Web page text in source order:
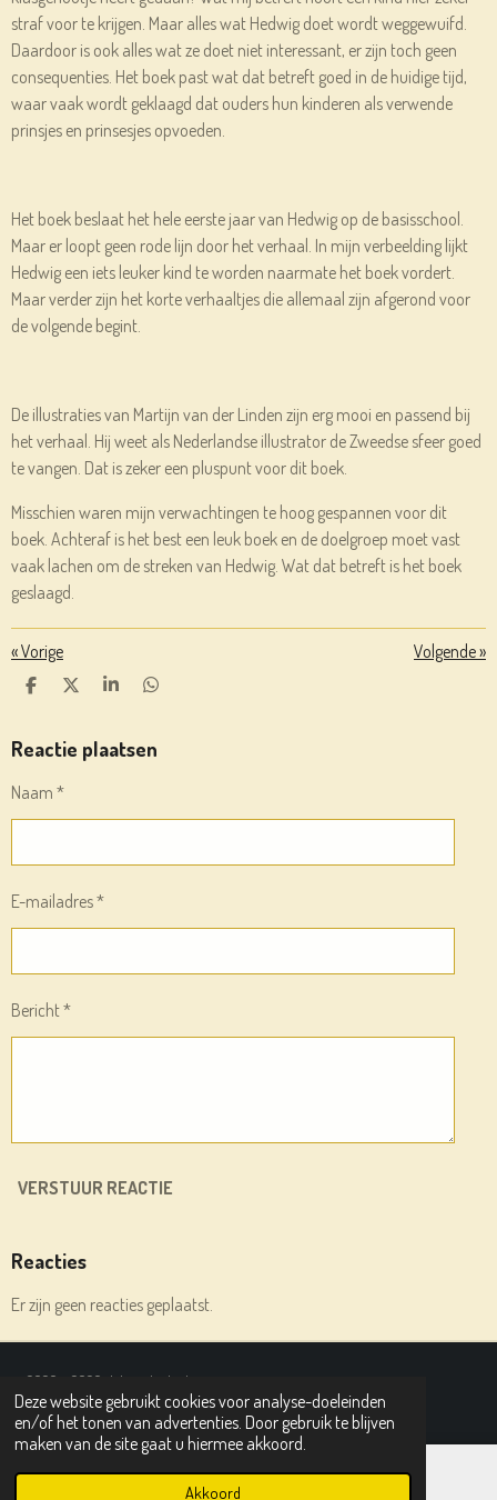
Deze website gebruikt cookies voor analyse-doeleinden
en/of het tonen van advertenties. Door gebruik te blijven
maken van de site gaat u hiermee akkoord.
Akkoord
straf voor te krijgen. Maar alles wat Hedwig doet wordt weggewuifd.
Daardoor is ook alles wat ze doet niet interessant, er zijn toch geen
consequenties. Het boek past wat dat betreft goed in de huidige tijd,
waar vaak wordt geklaagd dat ouders hun kinderen als verwende
prinsjes en prinsesjes opvoeden.
Het boek beslaat het hele eerste jaar van Hedwig op de basisschool.
Maar er loopt geen rode lijn door het verhaal. In mijn verbeelding lijkt
Hedwig een iets leuker kind te worden naarmate het boek vordert.
Maar verder zijn het korte verhaaltjes die allemaal zijn afgerond voor
de volgende begint.
De illustraties van Martijn van der Linden zijn erg mooi en passend bij
het verhaal. Hij weet als Nederlandse illustrator de Zweedse sfeer goed
te vangen. Dat is zeker een pluspunt voor dit boek.
Misschien waren mijn verwachtingen te hoog gespannen voor dit
boek. Achteraf is het best een leuk boek en de doelgroep moet vast
vaak lachen om de streken van Hedwig. Wat dat betreft is het boek
geslaagd.
«Vorige Volgende»
D
E
N
D
L
S
R
E
D
E
N
Reactie plaatsen
Naam *
E-mailadres *
Bericht *
VERSTUUR REACTIE
Reacties
Er zijn geen reacties geplaatst.
© 2020 - 2026 deleesplank.nl
Powered byJouwWeb